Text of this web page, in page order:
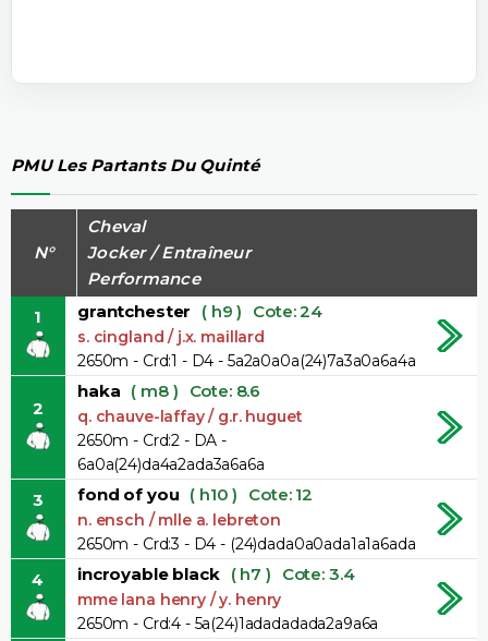
PMU Les Partants Du Quinté
N°
Cheval
Jocker / Entraîneur
Performance
1
grantchester ( h9 ) Cote: 24
s. cingland / j.x. maillard
2650m - Crd:1 - D4 - 5a2a0a0a(24)7a3a0a6a4a
2
haka ( m8 ) Cote: 8.6
q. chauve-laffay / g.r. huguet
2650m - Crd:2 - DA -
6a0a(24)da4a2ada3a6a6a
3 fond of you ( h10 ) Cote: 12
n. ensch / mlle a. lebreton
2650m - Crd:3 - D4 - (24)dada0a0ada1a1a6ada
4 incroyable black ( h7 ) Cote: 3.4
mme lana henry / y. henry
2650m - Crd:4 - 5a(24)1adadadada2a9a6a